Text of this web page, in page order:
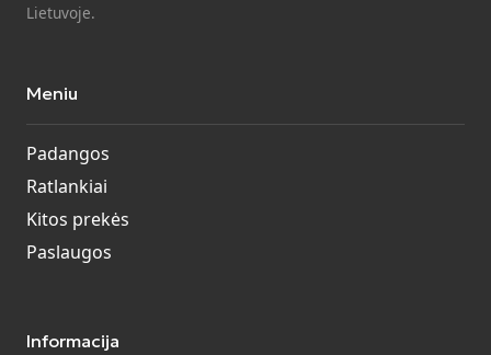
Lietuvoje.
Meniu
Padangos
Ratlankiai
Kitos prekės
Paslaugos
Informacija